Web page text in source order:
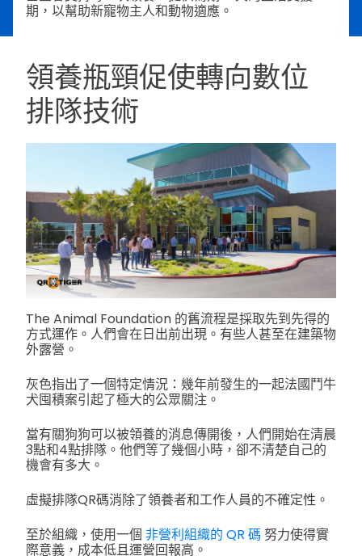
期，以幫助新寵物主人和動物適應。
領養瓶頸促使轉向數位
排隊技術
The Animal Foundation 的舊流程是採取先到先得的
方式運作。人們會在日出前出現。有些人甚至在建築物
外露營。
灰色指出了一個特定情況：幾年前發生的一起法國鬥牛
犬囤積案引起了極大的公眾關注。
當有關狗狗可以被領養的消息傳開後，人們開始在清晨
3點和4點排隊。他們等了幾個小時，卻不清楚自己的
機會有多大。
虛擬排隊QR碼消除了領養者和工作人員的不確定性。
至於組織，使用一個 非營利組織的 QR 碼 努力使得實
際意義，成本低且運營回報高。